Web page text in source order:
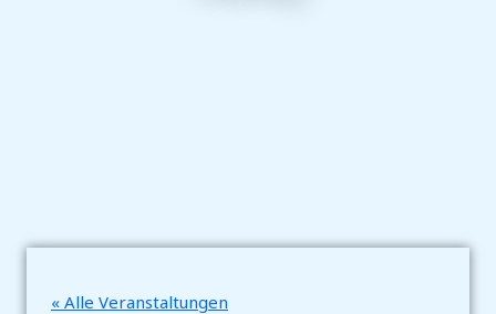
« Alle Veranstaltungen